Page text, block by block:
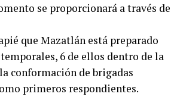
se proporcionará a través de
que Mazatlán está preparado
6 de ellos dentro de la
conformación de brigadas
primeros respondientes.